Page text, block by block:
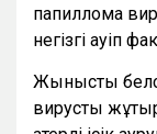
папиллома
негізгі қауіп
Жыныстық
вирусты